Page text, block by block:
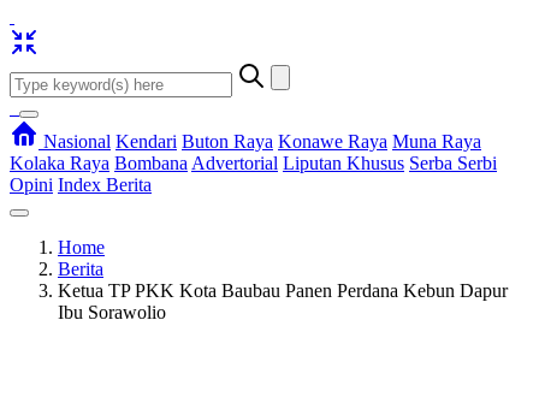
Nasional Kendari Buton Raya Konawe Raya Muna Raya
Kolaka Raya Bombana Advertorial Liputan Khusus Serba Serbi
Opini Index Berita
Home
Berita
Ketua TP PKK Kota Baubau Panen Perdana Kebun Dapur
Ibu Sorawolio